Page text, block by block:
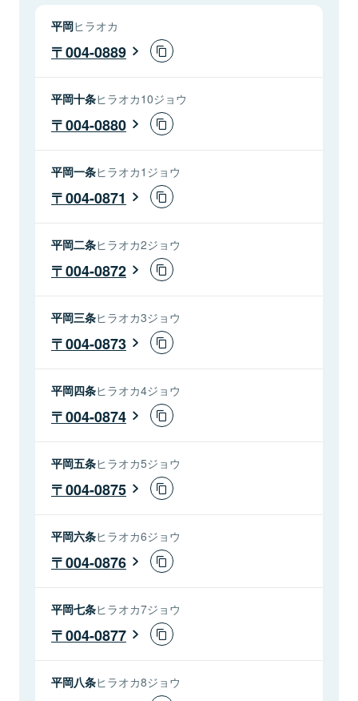
平岡ヒラオカ
004-0889
平岡十条ヒラオカ10ジョウ
004-0880
平岡一条ヒラオカ1ジョウ
004-0871
平岡二条ヒラオカ2ジョウ
004-0872
平岡三条ヒラオカ3ジョウ
004-0873
平岡四条ヒラオカ4ジョウ
004-0874
平岡五条ヒラオカ5ジョウ
004-0875
平岡六条ヒラオカ6ジョウ
004-0876
平岡七条ヒラオカ7ジョウ
004-0877
平岡八条ヒラオカ8ジョウ